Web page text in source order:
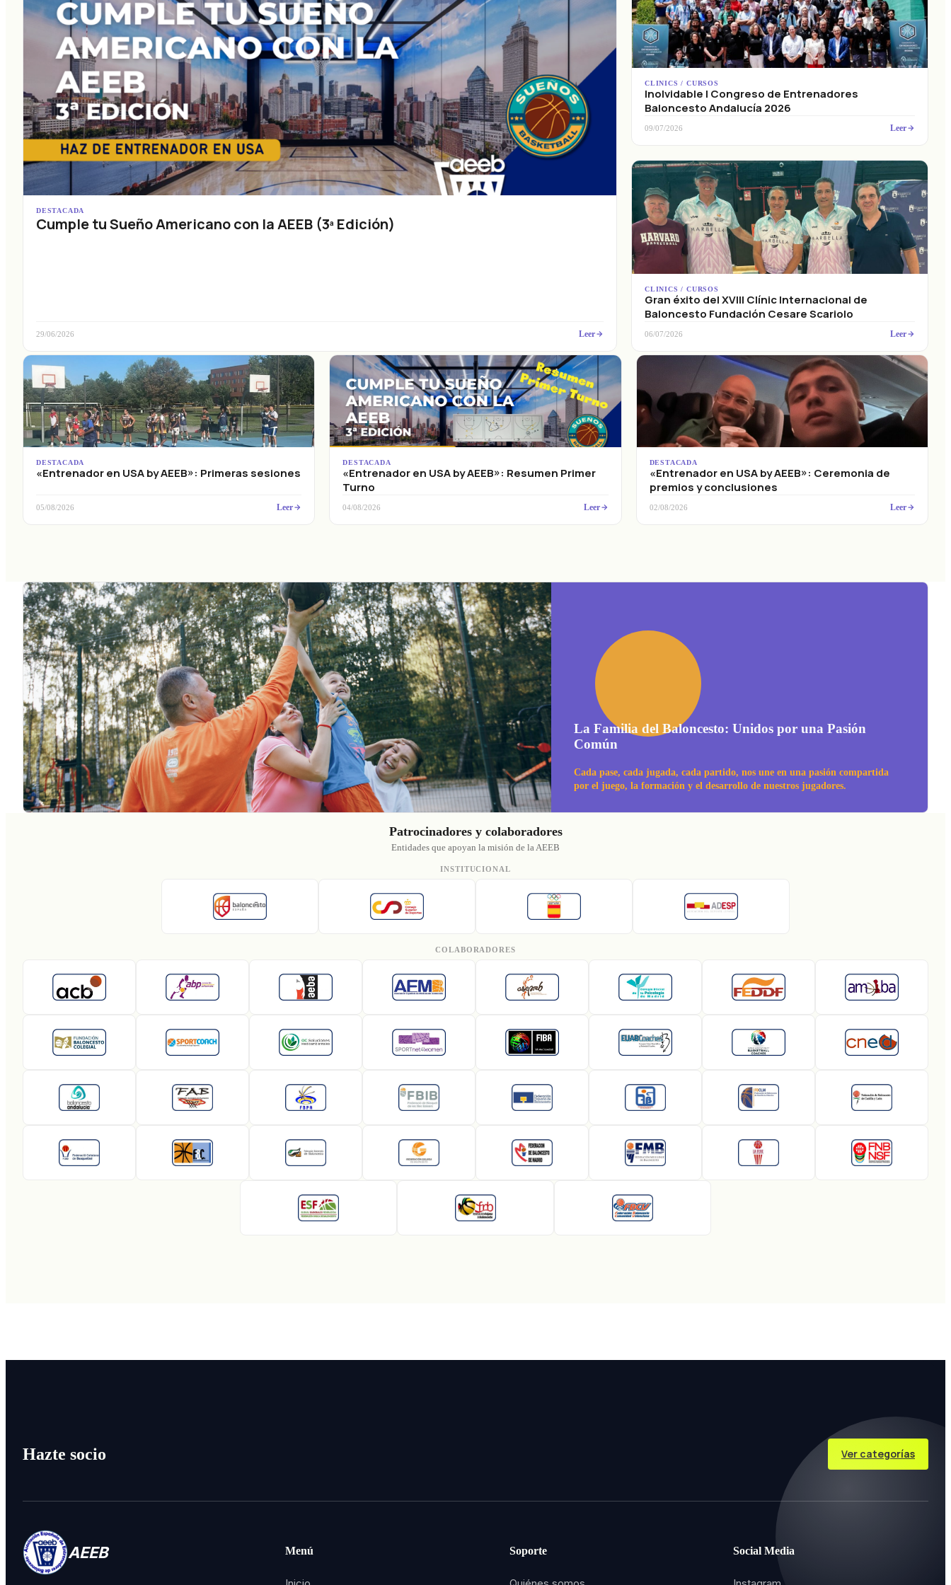
DESTACADA
Cumple tu Sueño Americano con la AEEB (3ª Edición)
29/06/2026 Leer
CLINICS / CURSOS
Inolvidable I Congreso de Entrenadores
Baloncesto Andalucía 2026
09/07/2026 Leer
CLINICS / CURSOS
Gran éxito del XVIII Clínic Internacional de
Baloncesto Fundación Cesare Scariolo
06/07/2026 Leer
DESTACADA
«Entrenador en USA by AEEB»: Primeras sesiones
05/08/2026 Leer
DESTACADA
«Entrenador en USA by AEEB»: Resumen Primer
Turno
04/08/2026 Leer
DESTACADA
«Entrenador en USA by AEEB»: Ceremonia de
premios y conclusiones
02/08/2026 Leer
La Familia del Baloncesto: Unidos por una Pasión
Común
Cada pase, cada jugada, cada partido, nos une en una pasión compartida
por el juego, la formación y el desarrollo de nuestros jugadores.
Patrocinadores y colaboradores
Entidades que apoyan la misión de la AEEB
INSTITUCIONAL
COLABORADORES
Hazte socio Ver categorías
AEEB Menú Soporte Social Media